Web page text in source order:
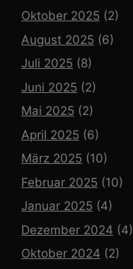
Oktober 2025 (2)
August 2025 (6)
Juli 2025 (8)
Juni 2025 (2)
Mai 2025 (2)
April 2025 (6)
März 2025 (10)
Februar 2025 (10)
Januar 2025 (4)
Dezember 2024 (4)
Oktober 2024 (2)